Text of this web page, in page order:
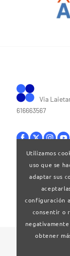
Via
616663567
© 2024 Clúster
Utilizamos
uso que se
adaptar sus
configuración
consentir o
obtener